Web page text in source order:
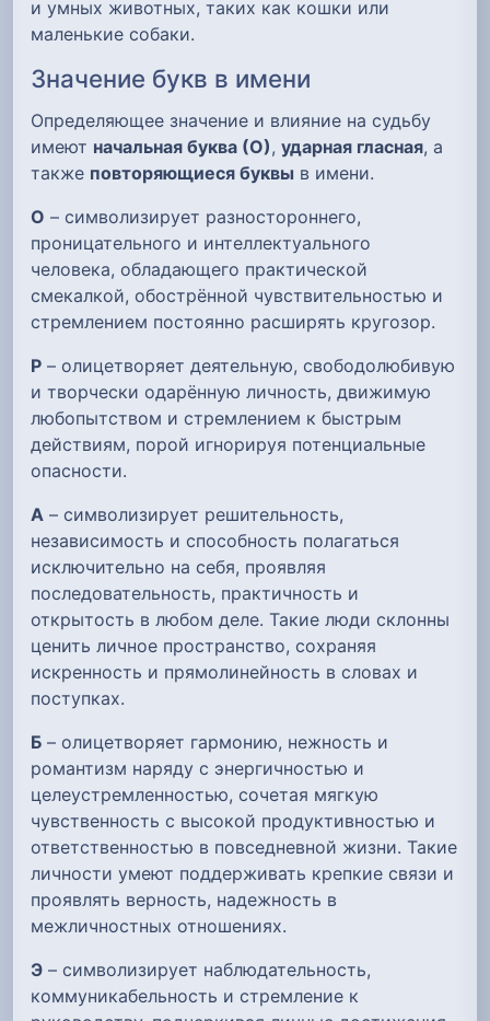
и умных животных, таких как кошки или
маленькие собаки.
Значение букв в имени
Определяющее значение и влияние на судьбу
имеют начальная буква (О), ударная гласная, а
также повторяющиеся буквы в имени.
О – символизирует разностороннего,
проницательного и интеллектуального
человека, обладающего практической
смекалкой, обострённой чувствительностью и
стремлением постоянно расширять кругозор.
Р – олицетворяет деятельную, свободолюбивую
и творчески одарённую личность, движимую
любопытством и стремлением к быстрым
действиям, порой игнорируя потенциальные
опасности.
А – символизирует решительность,
независимость и способность полагаться
исключительно на себя, проявляя
последовательность, практичность и
открытость в любом деле. Такие люди склонны
ценить личное пространство, сохраняя
искренность и прямолинейность в словах и
поступках.
Б – олицетворяет гармонию, нежность и
романтизм наряду с энергичностью и
целеустремленностью, сочетая мягкую
чувственность с высокой продуктивностью и
ответственностью в повседневной жизни. Такие
личности умеют поддерживать крепкие связи и
проявлять верность, надежность в
межличностных отношениях.
Э – символизирует наблюдательность,
коммуникабельность и стремление к